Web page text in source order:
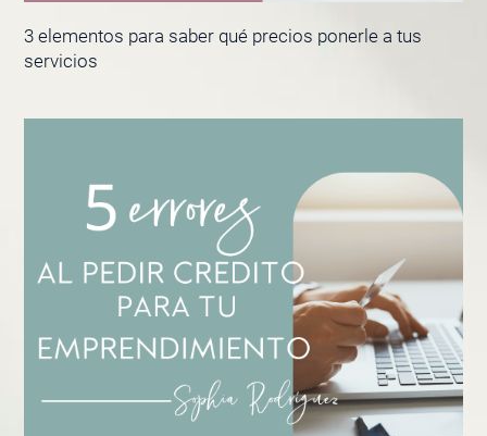
3 elementos para saber qué precios ponerle a tus
servicios